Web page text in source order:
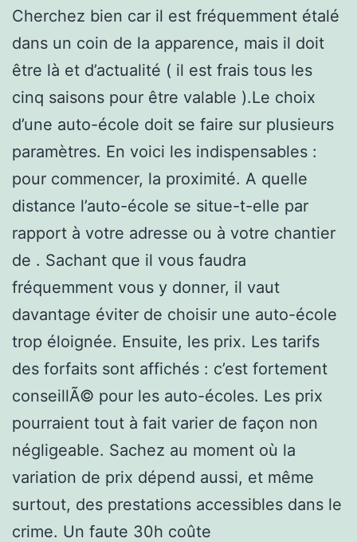
Cherchez bien car il est fréquemment étalé
dans un coin de la apparence, mais il doit
être là et d’actualité ( il est frais tous les
cinq saisons pour être valable ).Le choix
d’une auto-école doit se faire sur plusieurs
paramètres. En voici les indispensables :
pour commencer, la proximité. A quelle
distance l’auto-école se situe-t-elle par
rapport à votre adresse ou à votre chantier
de . Sachant que il vous faudra
fréquemment vous y donner, il vaut
davantage éviter de choisir une auto-école
trop éloignée. Ensuite, les prix. Les tarifs
des forfaits sont affichés : c’est fortement
conseillÃ© pour les auto-écoles. Les prix
pourraient tout à fait varier de façon non
négligeable. Sachez au moment où la
variation de prix dépend aussi, et même
surtout, des prestations accessibles dans le
crime. Un faute 30h coûte